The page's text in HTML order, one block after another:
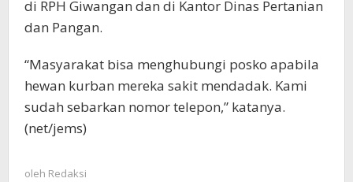
di RPH Giwangan dan di Kantor Dinas Pertanian
dan Pangan.
“Masyarakat bisa menghubungi posko apabila
hewan kurban mereka sakit mendadak. Kami
sudah sebarkan nomor telepon,” katanya.
(net/jems)
oleh Redaksi